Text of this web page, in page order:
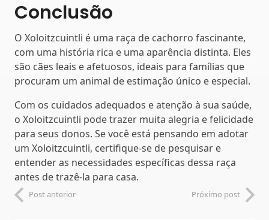
Conclusão
O Xoloitzcuintli é uma raça de cachorro fascinante,
com uma história rica e uma aparência distinta. Eles
são cães leais e afetuosos, ideais para famílias que
procuram um animal de estimação único e especial.
Com os cuidados adequados e atenção à sua saúde,
o Xoloitzcuintli pode trazer muita alegria e felicidade
para seus donos. Se você está pensando em adotar
um Xoloitzcuintli, certifique-se de pesquisar e
entender as necessidades específicas dessa raça
antes de trazê-la para casa.
Post anterior Próximo post